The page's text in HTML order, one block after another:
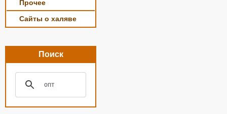
Прочее
Сайты о халяве
Поиск